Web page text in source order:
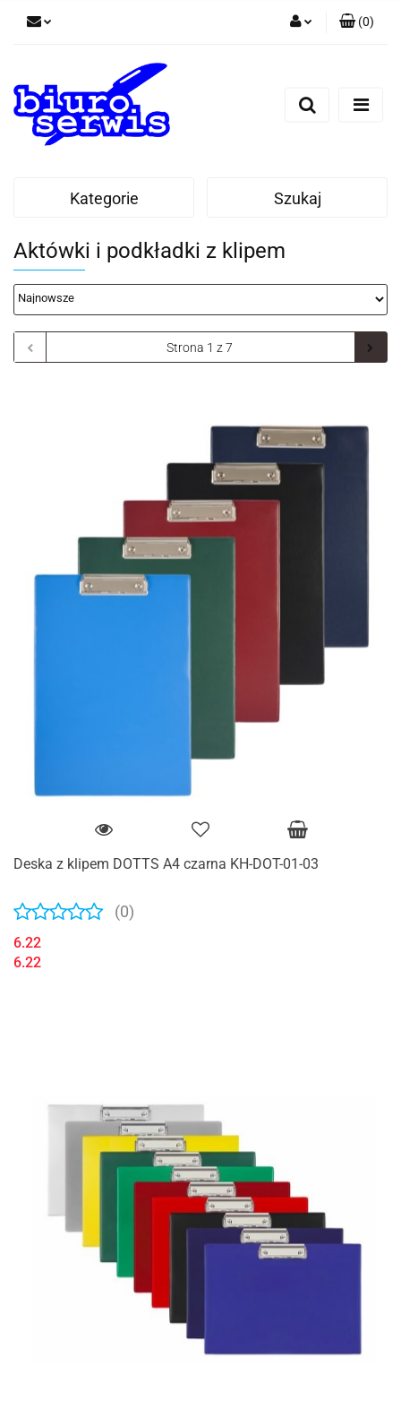
Zarejestruj się
(0)
Kategorie Szukaj
Aktówki i podkładki z klipem
Deska z klipem DOTTS A4 czarna KH-DOT-01-03
(0)
6.22
6.22